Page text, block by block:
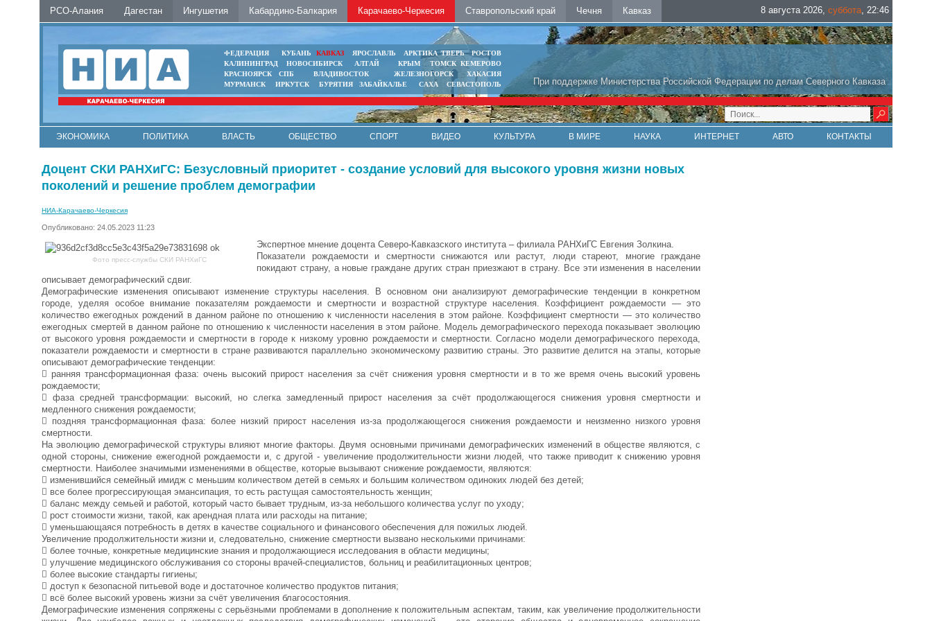
РСО-Алания Дагестан Ингушетия Кабардино-Балкария Карачаево-Черкесия Ставропольский край Чечня Кавказ 8 августа 2026, суббота, 22:46
При поддержке Министерства Российской Федерации по делам Северного Кавказа
ФЕДЕРАЦИЯ КУБАНЬ КАВКАЗ ЯРОСЛАВЛЬ АРКТИКА ТВЕРЬ
РОСТОВ
КАЛИНИНГРАД
НОВОСИБИРСК АЛТАЙ КРЫМ ТОМСК КЕМЕРОВО
КРАСНОЯРСК
СПБ ВЛАДИВОСТОК ЖЕЛЕЗНОГОРСК
ХАКАСИЯ
МУРМАНСК
ИРКУТСК БУРЯТИЯ ЗАБАЙКАЛЬЕ САХА СЕВАСТОПОЛЬ
ЭКОНОМИКА ПОЛИТИКА ВЛАСТЬ ОБЩЕСТВО СПОРТ ВИДЕО КУЛЬТУРА В МИРЕ НАУКА ИНТЕРНЕТ АВТО КОНТАКТЫ
Доцент СКИ РАНХиГС: Безусловный приоритет - создание условий для высокого уровня жизни новых
поколений и решение проблем демографии
НИА-Карачаево-Черкесия
Опубликовано: 24.05.2023 11:23
Фото пресс-службы СКИ РАНХиГС
Экспертное мнение доцента Северо-Кавказского института – филиала РАНХиГС Евгения Золкина.
Показатели рождаемости и смертности снижаются или растут, люди стареют, многие граждане
покидают страну, а новые граждане других стран приезжают в страну. Все эти изменения в населении
описывает демографический сдвиг.
Демографические изменения описывают изменение структуры населения. В основном они анализируют демографические тенденции в конкретном
городе, уделяя особое внимание показателям рождаемости и смертности и возрастной структуре населения. Коэффициент рождаемости — это
количество ежегодных рождений в данном районе по отношению к численности населения в этом районе. Коэффициент смертности — это количество
ежегодных смертей в данном районе по отношению к численности населения в этом районе. Модель демографического перехода показывает эволюцию
от высокого уровня рождаемости и смертности в городе к низкому уровню рождаемости и смертности. Согласно модели демографического перехода,
показатели рождаемости и смертности в стране развиваются параллельно экономическому развитию страны. Это развитие делится на этапы, которые
описывают демографические тенденции:
 ранняя трансформационная фаза: очень высокий прирост населения за счёт снижения уровня смертности и в то же время очень высокий уровень
рождаемости;
 фаза средней трансформации: высокий, но слегка замедленный прирост населения за счёт продолжающегося снижения уровня смертности и
медленного снижения рождаемости;
 поздняя трансформационная фаза: более низкий прирост населения из-за продолжающегося снижения рождаемости и неизменно низкого уровня
смертности.
На эволюцию демографической структуры влияют многие факторы. Двумя основными причинами демографических изменений в обществе являются, с
одной стороны, снижение ежегодной рождаемости и, с другой - увеличение продолжительности жизни людей, что также приводит к снижению уровня
смертности. Наиболее значимыми изменениями в обществе, которые вызывают снижение рождаемости, являются:
 изменившийся семейный имидж с меньшим количеством детей в семьях и большим количеством одиноких людей без детей;
 все более прогрессирующая эмансипация, то есть растущая самостоятельность женщин;
 баланс между семьей и работой, который часто бывает трудным, из-за небольшого количества услуг по уходу;
 рост стоимости жизни, такой, как арендная плата или расходы на питание;
 уменьшающаяся потребность в детях в качестве социального и финансового обеспечения для пожилых людей.
Увеличение продолжительности жизни и, следовательно, снижение смертности вызвано несколькими причинами:
 более точные, конкретные медицинские знания и продолжающиеся исследования в области медицины;
 улучшение медицинского обслуживания со стороны врачей-специалистов, больниц и реабилитационных центров;
 более высокие стандарты гигиены;
 доступ к безопасной питьевой воде и достаточное количество продуктов питания;
 всё более высокий уровень жизни за счёт увеличения благосостояния.
Демографические изменения сопряжены с серьёзными проблемами в дополнение к положительным аспектам, таким, как увеличение продолжительности